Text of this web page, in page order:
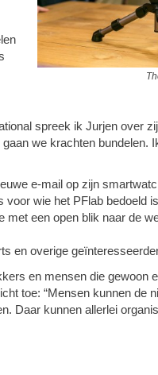
spreek ik Jurjen over
we krachten bundelen.
e-mail op zijn
wie het PFlab bedoeld
een open blik naar de
en overige
en mensen die gewoon
toe: “Mensen kunnen de
Daar kunnen allerlei